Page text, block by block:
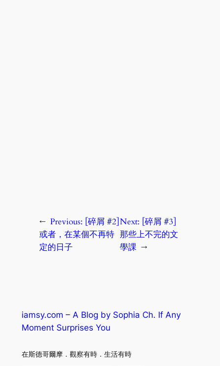
← Previous: [碎屑 #2]
或者，在某個不再特
定的日子
Next: [碎屑 #3]
那些上不完的文
學課 →
iamsy.com – A Blog by Sophia Ch. If Any
Moment Surprises You
在斯德哥爾摩．觀察有時．生活有時